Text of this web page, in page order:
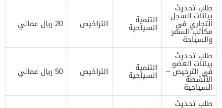
طلب تحديث
بيانات السجل
التجاري في
مكاتب السفر
والسياحة
التنمية
السياحية التراخيص 20 ريال عماني
طلب تحديث
بيانات العضو
في الترخيص –
الأنشطة
السياحية
التنمية
السياحية التراخيص 50 ريال عماني
طلب تحديث